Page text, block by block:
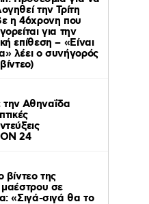
την Τρίτη
η 46χρονη που
για την
επίθεση – «Είναι
λέει ο συνήγορός
Αθηναΐδα
24
της
μαέστρου σε
«Σιγά-σιγά θα το